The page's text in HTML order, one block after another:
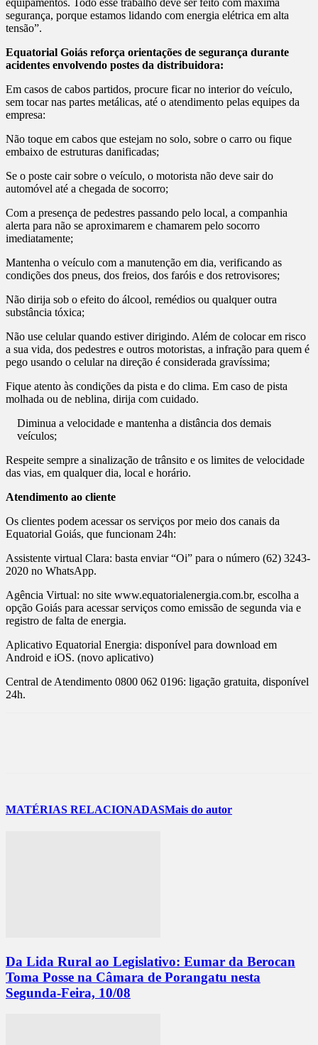
segurança, porque estamos lidando com energia elétrica em alta
tensão”.
Equatorial Goiás reforça orientações de segurança durante
acidentes envolvendo postes da distribuidora:
Em casos de cabos partidos, procure ficar no interior do veículo,
sem tocar nas partes metálicas, até o atendimento pelas equipes da
empresa:
Não toque em cabos que estejam no solo, sobre o carro ou fique
embaixo de estruturas danificadas;
Se o poste cair sobre o veículo, o motorista não deve sair do
automóvel até a chegada de socorro;
Com a presença de pedestres passando pelo local, a companhia
alerta para não se aproximarem e chamarem pelo socorro
imediatamente;
Mantenha o veículo com a manutenção em dia, verificando as
condições dos pneus, dos freios, dos faróis e dos retrovisores;
Não dirija sob o efeito do álcool, remédios ou qualquer outra
substância tóxica;
Não use celular quando estiver dirigindo. Além de colocar em risco
a sua vida, dos pedestres e outros motoristas, a infração para quem é
pego usando o celular na direção é considerada gravíssima;
Fique atento às condições da pista e do clima. Em caso de pista
molhada ou de neblina, dirija com cuidado.
Diminua a velocidade e mantenha a distância dos demais
veículos;
Respeite sempre a sinalização de trânsito e os limites de velocidade
das vias, em qualquer dia, local e horário.
Atendimento ao cliente
Os clientes podem acessar os serviços por meio dos canais da
Equatorial Goiás, que funcionam 24h:
Assistente virtual Clara: basta enviar “Oi” para o número (62) 3243-
2020 no WhatsApp.
Agência Virtual: no site www.equatorialenergia.com.br, escolha a
opção Goiás para acessar serviços como emissão de segunda via e
registro de falta de energia.
Aplicativo Equatorial Energia: disponível para download em
Android e iOS. (novo aplicativo)
Central de Atendimento 0800 062 0196: ligação gratuita, disponível
24h.
MATÉRIAS RELACIONADASMais do autor
Da Lida Rural ao Legislativo: Eumar da Berocan
Toma Posse na Câmara de Porangatu nesta
Segunda-Feira, 10/08